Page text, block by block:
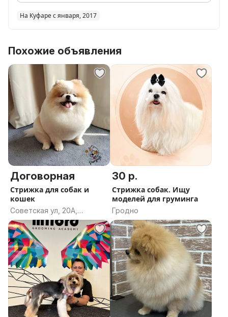
На Куфаре с января, 2017
Похожие объявления
Договорная
Стрижка для собак и
кошек
Советская ул, 20А,
Пружаны, Пружанский
район, Брестская область
30 р.
Стрижка собак. Ищу
моделей для груминга
Гродно